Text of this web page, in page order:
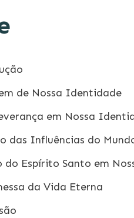
de Nossa Identidade
em Nossa
das Influências do
do Espírito Santo em
da Vida Eterna